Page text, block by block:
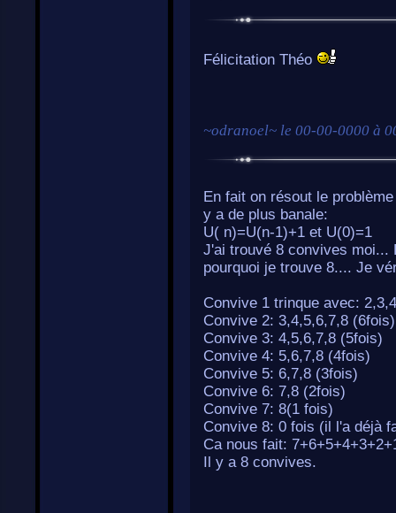
Félicitation Théo
~odranoel~ le 00-00-0000 à
En fait on résout le
y a de plus banale:
U( n)=U(n-1)+1 et U(0)=1
J'ai trouvé 8 convives moi...
pourquoi je trouve 8.... Je
Convive 1 trinque avec:
Convive 2: 3,4,5,6,7,8 (6fois)
Convive 3: 4,5,6,7,8 (5fois)
Convive 4: 5,6,7,8 (4fois)
Convive 5: 6,7,8 (3fois)
Convive 6: 7,8 (2fois)
Convive 7: 8(1 fois)
Convive 8: 0 fois (il l'a déjà
Ca nous fait:
Il y a 8 convives.